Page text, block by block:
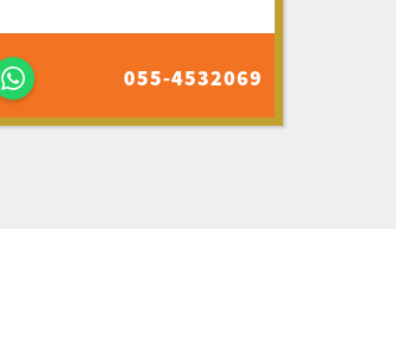
055-4532069